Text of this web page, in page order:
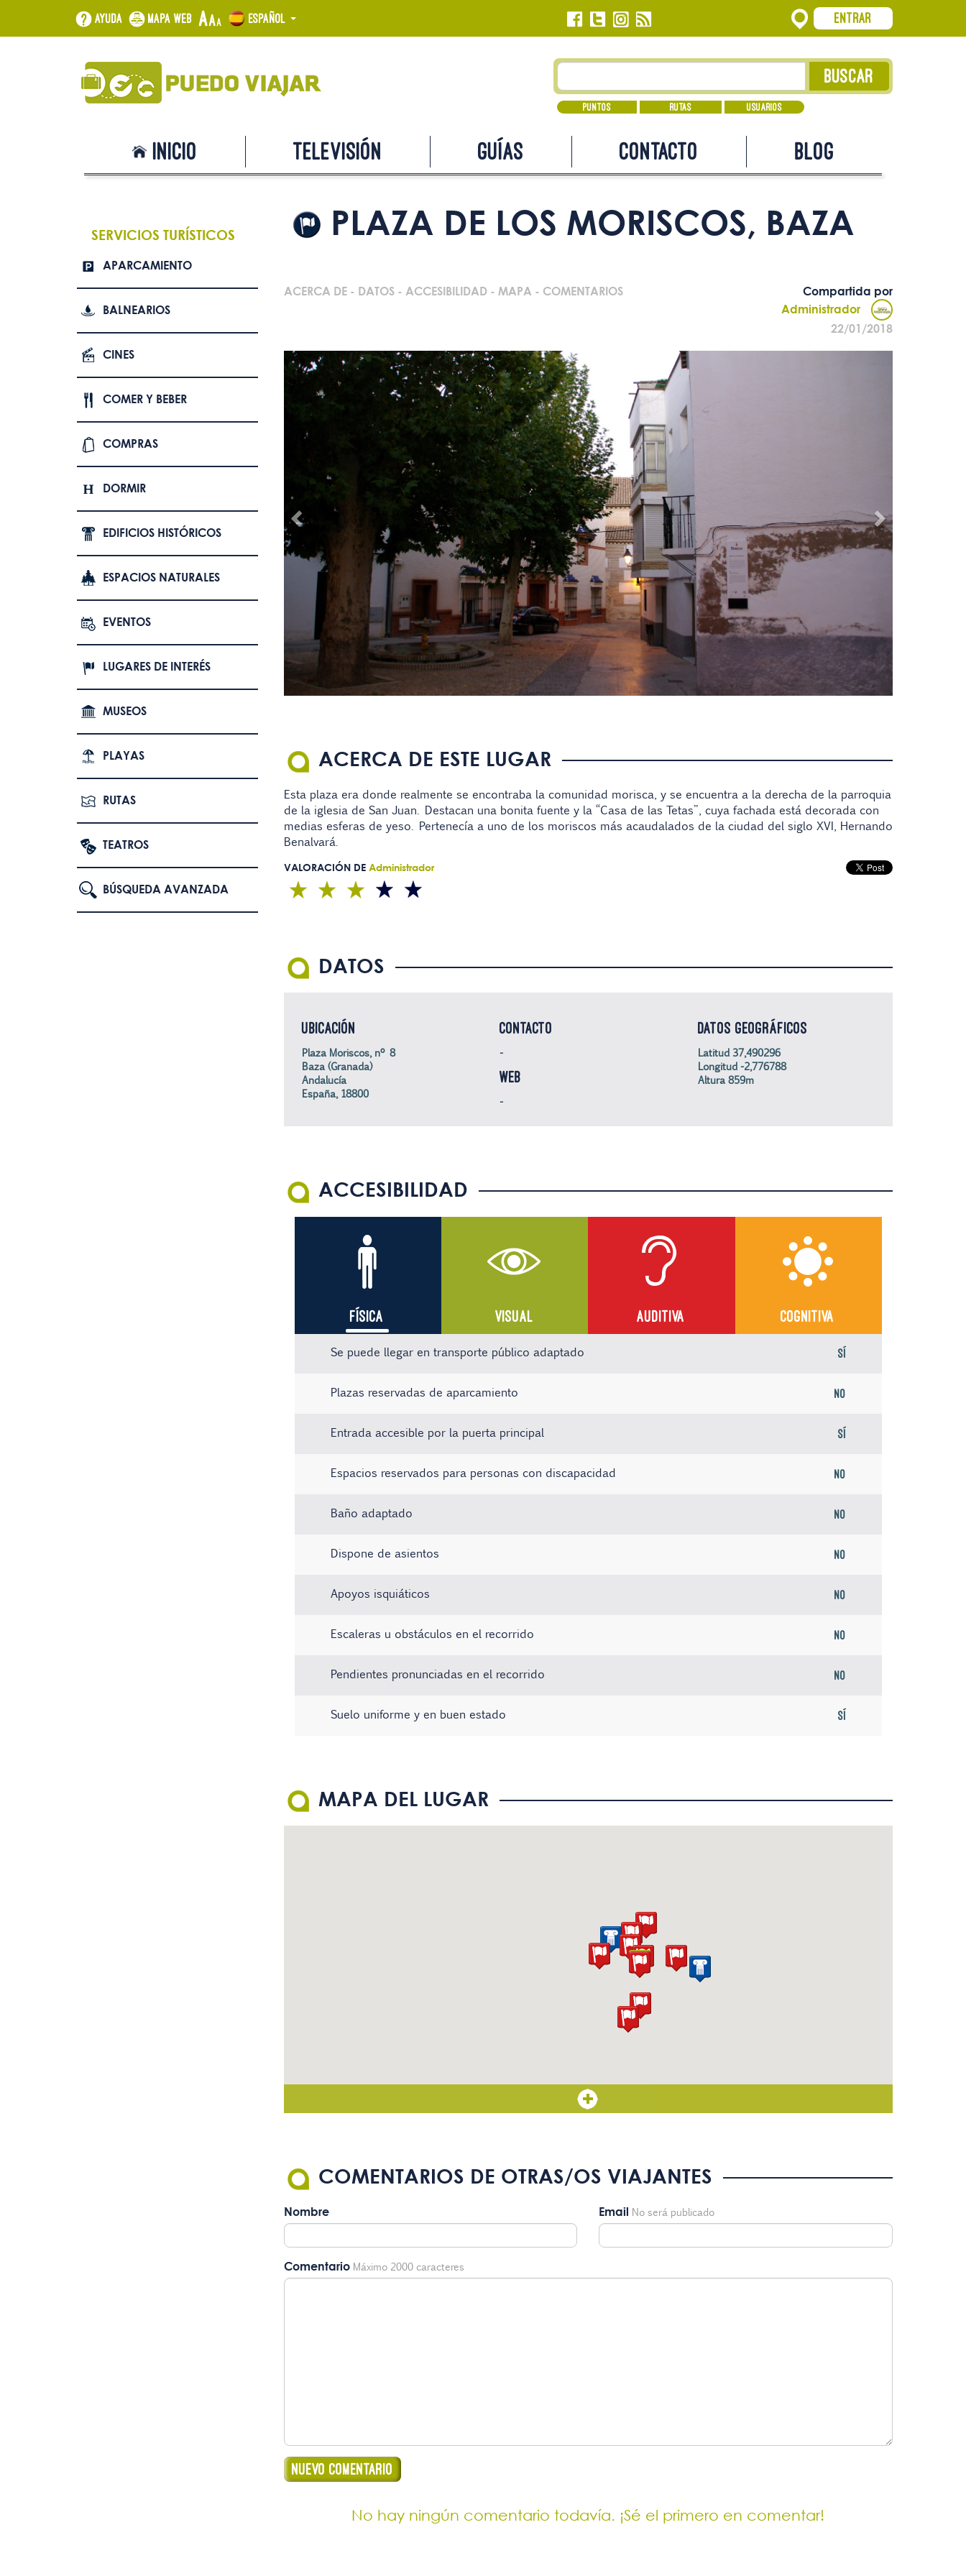
Ayuda Mapa web Español Entrar
Puntos Rutas Usuarios
Inicio Televisión Guías Contacto Blog
SERVICIOS TURÍSTICOS
APARCAMIENTO
BALNEARIOS
CINES
COMER Y BEBER
COMPRAS
DORMIR
EDIFICIOS HISTÓRICOS
ESPACIOS NATURALES
EVENTOS
LUGARES DE INTERÉS
MUSEOS
PLAYAS
RUTAS
TEATROS
BÚSQUEDA AVANZADA
PLAZA DE LOS MORISCOS, BAZA
ACERCA DE- DATOS- ACCESIBILIDAD- MAPA - COMENTARIOS
Compartida por
Administrador
22/01/2018
ACERCA DE ESTE LUGAR
Esta plaza era donde realmente se encontraba la comunidad morisca, y se encuentra a la derecha de la parroquia
de la iglesia de San Juan. Destacan una bonita fuente y la “Casa de las Tetas”, cuya fachada está decorada con
medias esferas de yeso. Pertenecía a uno de los moriscos más acaudalados de la ciudad del siglo XVI, Hernando
Benalvará.
VALORACIÓN DE Administrador
DATOS
UBICACIÓN
Plaza Moriscos, nº 8
Baza (Granada)
Andalucía
España, 18800
CONTACTO
-
WEB
-
DATOS GEOGRÁFICOS
Latitud 37,490296
Longitud -2,776788
Altura 859m
ACCESIBILIDAD
FÍSICA VISUAL AUDITIVA COGNITIVA
Se puede llegar en transporte público adaptado Sí
Plazas reservadas de aparcamiento No
Entrada accesible por la puerta principal Sí
Espacios reservados para personas con discapacidad No
Baño adaptado No
Dispone de asientos No
Apoyos isquiáticos No
Escaleras u obstáculos en el recorrido No
Pendientes pronunciadas en el recorrido No
Suelo uniforme y en buen estado Sí
MAPA DEL LUGAR
COMENTARIOS DE OTRAS/OS VIAJANTES
Nombre Email No será publicado
Comentario Máximo 2000 caracteres
No hay ningún comentario todavía. ¡Sé el primero en comentar!